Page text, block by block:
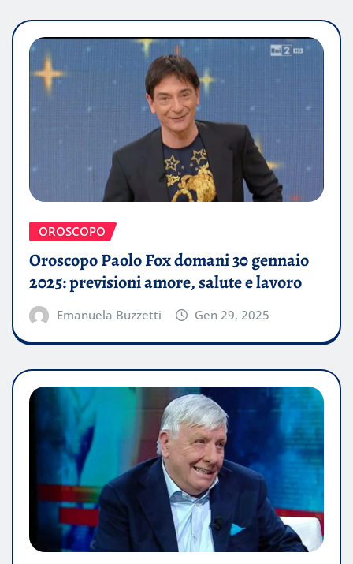
OROSCOPO
Oroscopo Paolo Fox domani 30 gennaio
2025: previsioni amore, salute e lavoro
Emanuela Buzzetti Gen 29, 2025